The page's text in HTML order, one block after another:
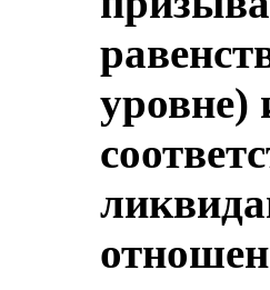
уровне)